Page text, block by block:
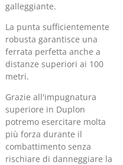
galleggiante.
La punta sufficientemente
robusta garantisce una
ferrata perfetta anche a
distanze superiori ai 100
metri.
Grazie all'impugnatura
superiore in Duplon
potremo esercitare molta
più forza durante il
combattimento senza
rischiare di danneggiare la